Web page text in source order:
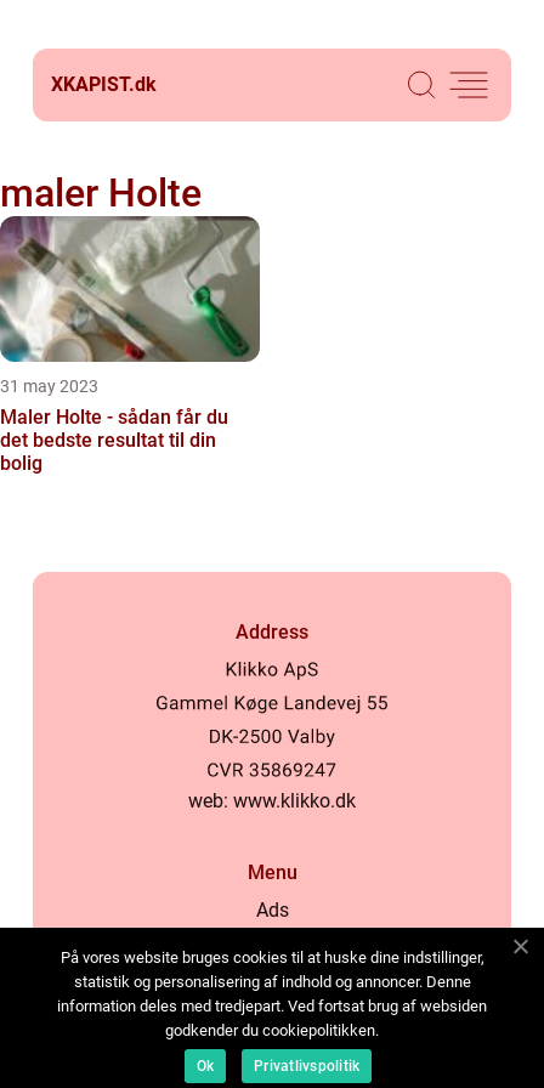
XKAPIST.dk
maler Holte
31 may 2023
Maler Holte - sådan får du
det bedste resultat til din
bolig
Address
web: www.klikko.dk
Menu
Ads
Cookies
Contact
Sitemap
På vores website bruges cookies til at huske dine indstillinger,
statistik og personalisering af indhold og annoncer. Denne
information deles med tredjepart. Ved fortsat brug af websiden
godkender du cookiepolitikken.
Ok Privatlivspolitik